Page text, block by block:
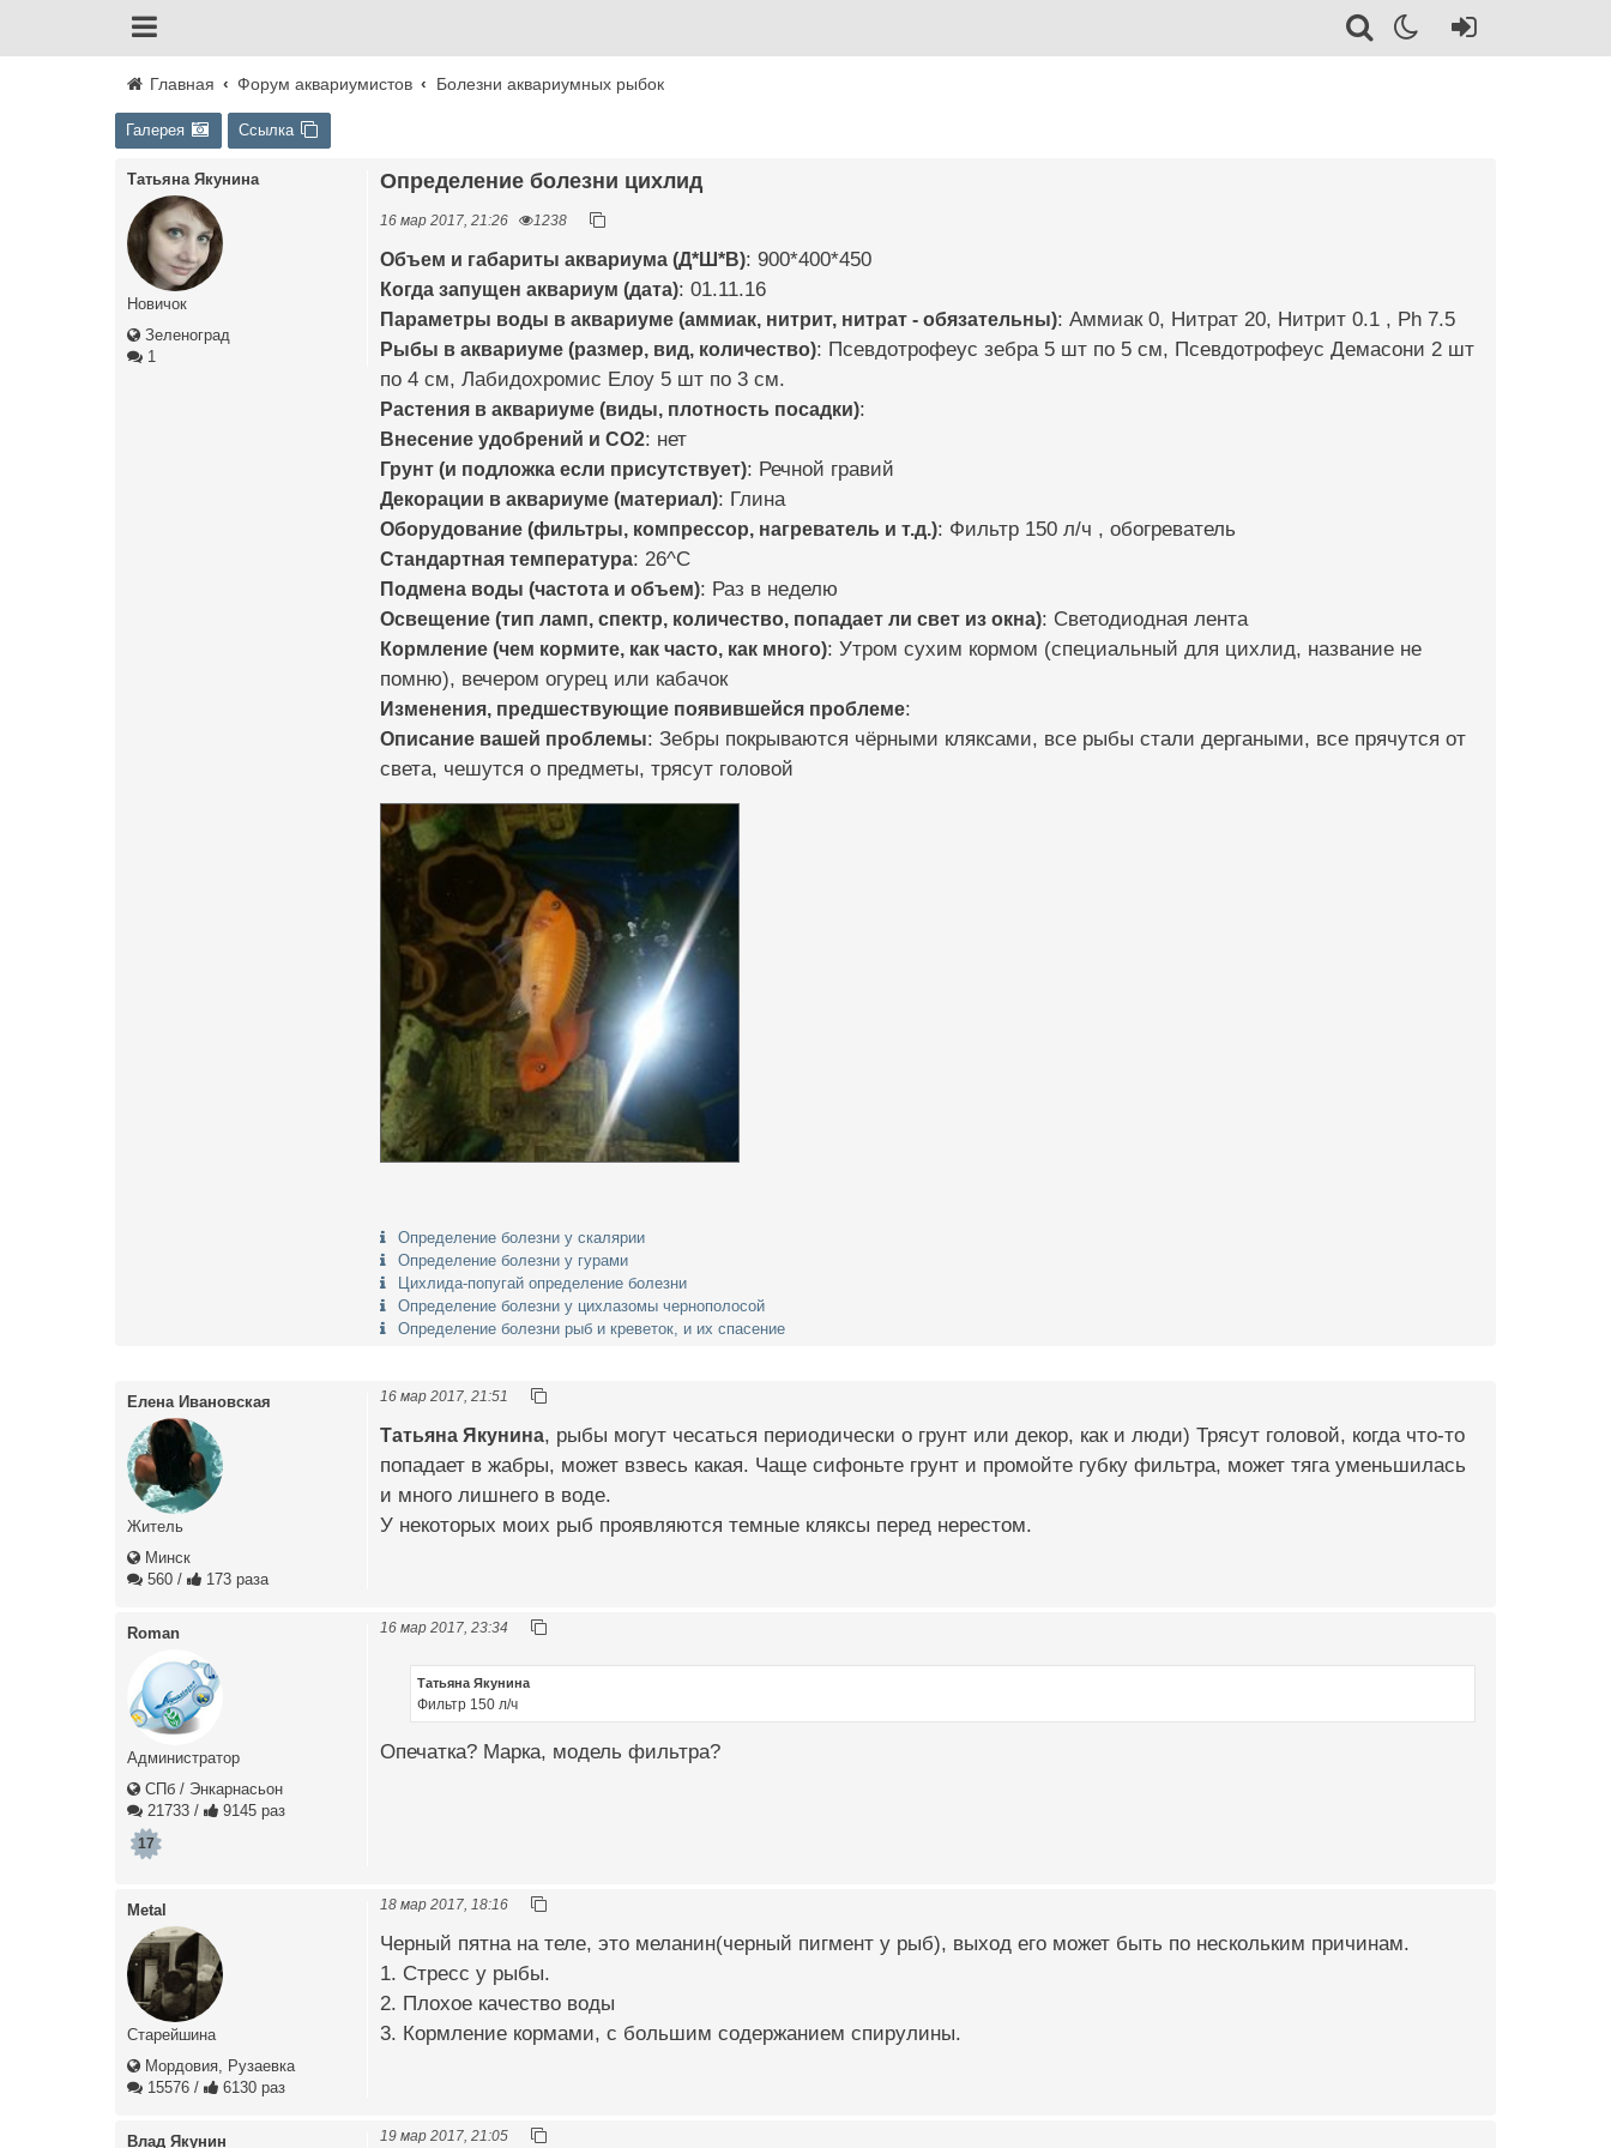
Главная Форум аквариумистов Болезни аквариумных рыбок
Галерея Ссылка
Татьяна Якунина
Новичок
Зеленоград
1
Определение болезни цихлид
16 мар 2017, 21:26 1238
Объем и габариты аквариума (Д*Ш*В): 900*400*450
Когда запущен аквариум (дата): 01.11.16
Параметры воды в аквариуме (аммиак, нитрит, нитрат - обязательны): Аммиак 0, Нитрат 20, Нитрит 0.1 , Ph 7.5
Рыбы в аквариуме (размер, вид, количество): Псевдотрофеус зебра 5 шт по 5 см, Псевдотрофеус Демасони 2 шт
по 4 см, Лабидохромис Елоу 5 шт по 3 см.
Растения в аквариуме (виды, плотность посадки):
Внесение удобрений и CO2: нет
Грунт (и подложка если присутствует): Речной гравий
Декорации в аквариуме (материал): Глина
Оборудование (фильтры, компрессор, нагреватель и т.д.): Фильтр 150 л/ч , обогреватель
Стандартная температура: 26^С
Подмена воды (частота и объем): Раз в неделю
Освещение (тип ламп, спектр, количество, попадает ли свет из окна): Светодиодная лента
Кормление (чем кормите, как часто, как много): Утром сухим кормом (специальный для цихлид, название не
помню), вечером огурец или кабачок
Изменения, предшествующие появившейся проблеме:
Описание вашей проблемы: Зебры покрываются чёрными кляксами, все рыбы стали дергаными, все прячутся от
света, чешутся о предметы, трясут головой
Определение болезни у скалярии
Определение болезни у гурами
Цихлида-попугай определение болезни
Определение болезни у цихлазомы чернополосой
Определение болезни рыб и креветок, и их спасение
Елена Ивановская
Житель
Минск
560 / 173 раза
16 мар 2017, 21:51
Татьяна Якунина, рыбы могут чесаться периодически о грунт или декор, как и люди) Трясут головой, когда что-то
попадает в жабры, может взвесь какая. Чаще сифоньте грунт и промойте губку фильтра, может тяга уменьшилась
и много лишнего в воде.
У некоторых моих рыб проявляются темные кляксы перед нерестом.
Roman
Администратор
СПб / Энкарнасьон
21733 / 9145 раз
17
16 мар 2017, 23:34
Татьяна Якунина
Фильтр 150 л/ч
Опечатка? Марка, модель фильтра?
Metal
Старейшина
Мордовия, Рузаевка
15576 / 6130 раз
18 мар 2017, 18:16
Черный пятна на теле, это меланин(черный пигмент у рыб), выход его может быть по нескольким причинам.
1. Стресс у рыбы.
2. Плохое качество воды
3. Кормление кормами, с большим содержанием спирулины.
Влад Якунин 19 мар 2017, 21:05